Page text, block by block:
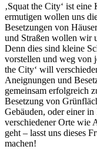
‚Squat the City‘ ist
ermutigen wollen uns
Besetzungen von
und Straßen wollen wir
Denn dies sind kleine
vorstellen und weg von
the City‘ will
Aneignungen und
gemeinsam erfolgreich
Besetzung von
Gebäuden, oder einer
verschiedener Orte wie
geht – lasst uns dieses
machen!